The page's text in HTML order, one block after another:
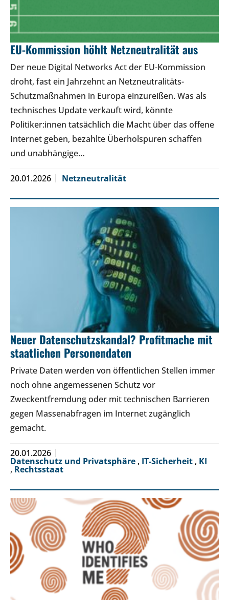
EU-Kommission höhlt Netzneutralität aus
Der neue Digital Networks Act der EU-Kommission
droht, fast ein Jahrzehnt an Netzneutralitäts-
Schutzmaßnahmen in Europa einzureißen. Was als
technisches Update verkauft wird, könnte
Politiker:innen tatsächlich die Macht über das offene
Internet geben, bezahlte Überholspuren schaffen
und unabhängige…
20.01.2026 Netzneutralität
Neuer Datenschutzskandal? Profitmache mit
staatlichen Personendaten
Private Daten werden von öffentlichen Stellen immer
noch ohne angemessenen Schutz vor
Zweckentfremdung oder mit technischen Barrieren
gegen Massenabfragen im Internet zugänglich
gemacht.
20.01.2026
Datenschutz und Privatsphäre , IT-Sicherheit , KI
, Rechtsstaat